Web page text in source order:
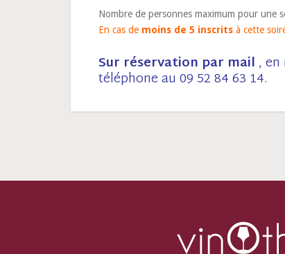
Nombre de personnes maximum pour une
En cas de moins de 5 inscritsà cette
Sur réservation par mail,
téléphone au 09 52 84 63 14.